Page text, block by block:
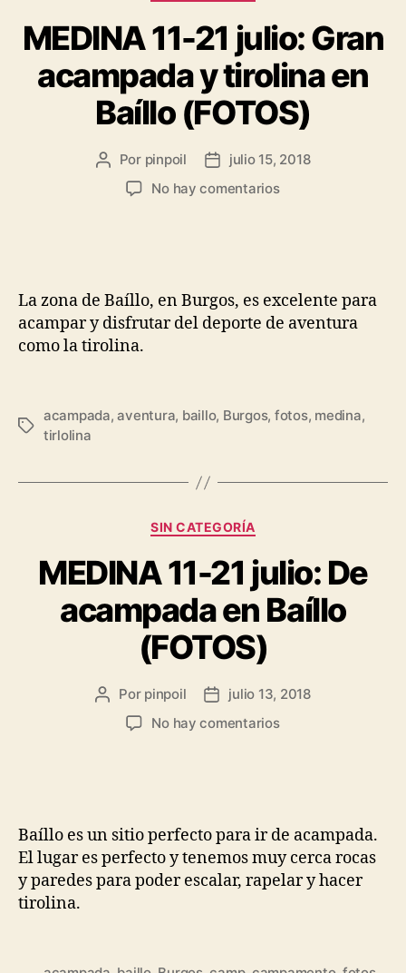
MEDINA 11-21 julio: Gran
acampada y tirolina en
Baíllo (FOTOS)
Por pinpoil
julio 15, 2018
No hay comentarios
La zona de Baíllo, en Burgos, es excelente para
acampar y disfrutar del deporte de aventura
como la tirolina.
acampada,aventura, baillo, Burgos, fotos, medina,
tirlolina
SIN CATEGORÍA
MEDINA 11-21 julio: De
acampada en Baíllo
(FOTOS)
Por pinpoil
julio 13, 2018
No hay comentarios
Baíllo es un sitio perfecto para ir de acampada.
El lugar es perfecto y tenemos muy cerca rocas
y paredes para poder escalar, rapelar y hacer
tirolina.